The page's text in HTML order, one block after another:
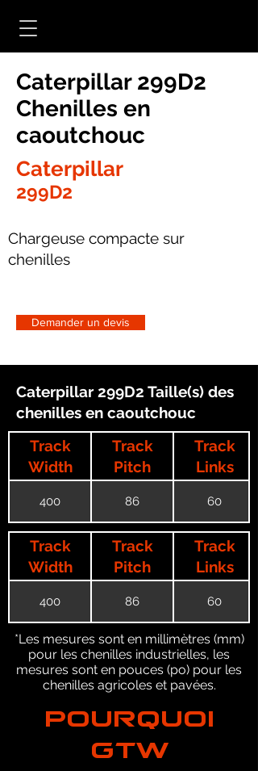
Caterpillar 299D2
Chenilles en
caoutchouc
Caterpillar
299D2
Chargeuse compacte sur
chenilles
Demander un devis
Caterpillar 299D2 Taille(s) des
chenilles en caoutchouc
Track
Width
Track
Pitch
Track
Links
400 86 60
Track
Width
Track
Pitch
Track
Links
400 86 60
*Les mesures sont en millimètres (mm)
pour les chenilles industrielles, les
mesures sont en pouces (po) pour les
chenilles agricoles et pavées.
POURQUOI
GTW